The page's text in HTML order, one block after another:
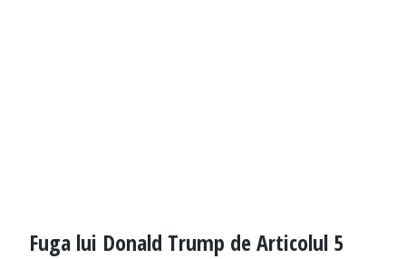
Fuga lui Donald Trump de Articolul 5